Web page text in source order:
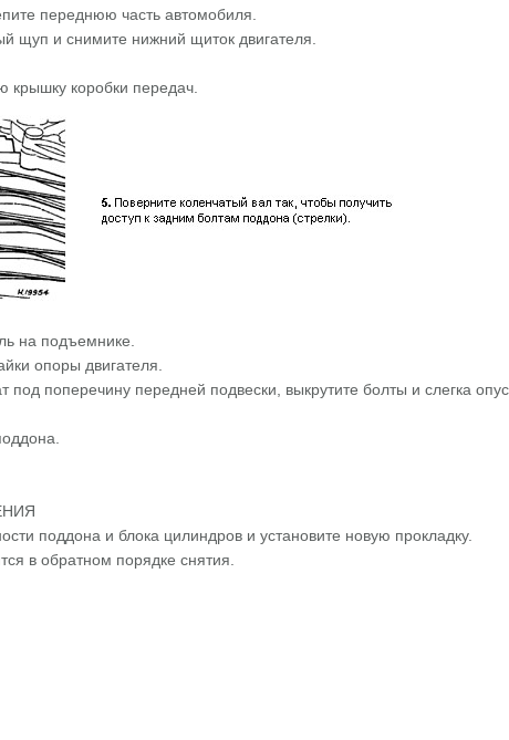
переднюю часть автомобиля.
щуп и снимите нижний щиток двигателя.
коробки передач.
на подъемнике.
опоры двигателя.
под поперечину передней подвески, выкрутите болты и слегка
поддона и блока цилиндров и установите новую прокладку.
в обратном порядке снятия.